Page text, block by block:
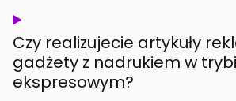
Czy realizujecie artykuły
gadżety z nadrukiem w
ekspresowym?